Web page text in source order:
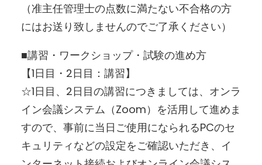
（准主任管理士の点数に満たない不合格の方
にはお送り致しませんのでご了承ください）
■講習・ワークショップ・試験の進め方
【1日目・2日目：講習】
☆1日目、2日目の講習につきましては、オンラ
イン会議システム（Zoom）を活用して進めま
すので、事前に当日ご使用になられるPCのセ
キュリティなどの設定をご確認いただき、イ